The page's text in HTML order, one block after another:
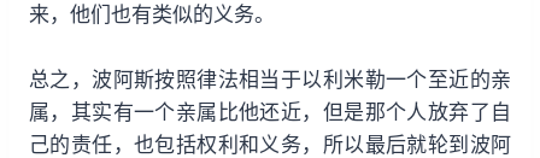
来，他们也有类似的义务。
总之，波阿斯按照律法相当于以利米勒一个至近的亲
属，其实有一个亲属比他还近，但是那个人放弃了自
己的责任，也包括权利和义务，所以最后就轮到波阿